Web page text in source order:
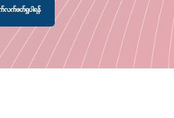
လက်ဖတ်ရှုပါရန်